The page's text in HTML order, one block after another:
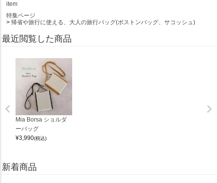
item
特集ページ
帰省や旅行に使える、大人の旅行バッグ(ボストンバッグ、サコッシュ)
最近閲覧した商品
Mia Borsa ショルダ
ーバッグ
¥3,990(税込)
新着商品